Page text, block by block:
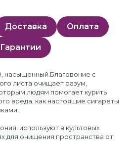
Доставка Оплата
Гарантии
насыщенный.Благовоние с
листа очищает разум,
людям помогает курить
вреда, как настоящие сигареты
используют в культовых
для очищения пространства от